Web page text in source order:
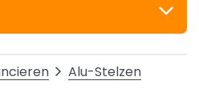
Alu-Stelzen